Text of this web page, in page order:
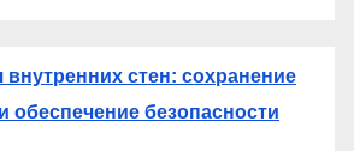
стен: сохранение
обеспечение безопасности